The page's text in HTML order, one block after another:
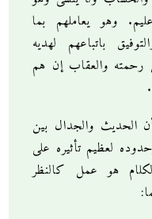
وهو يعاملهم بما
باتباعهم لهديه
رحمته والعقاب إن هم
أن الحديث والجدال بين
لعظيم تأثيره على
هو عمل كالنظر